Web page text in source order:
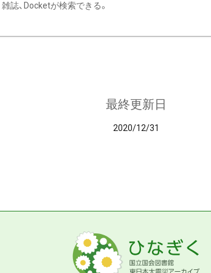
雑誌、Docketが検索できる。
最終更新日
2020/12/31